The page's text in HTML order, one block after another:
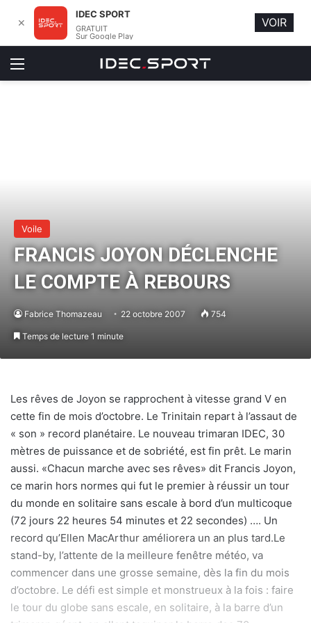
Menu
Voile
FRANCIS JOYON DÉCLENCHE
LE COMPTE À REBOURS
Fabrice Thomazeau 22 octobre 2007 754
Temps de lecture 1 minute
Les rêves de Joyon se rapprochent à vitesse grand V en
cette fin de mois d’octobre. Le Trinitain repart à l’assaut de
« son » record planétaire. Le nouveau trimaran IDEC, 30
mètres de puissance et de sobriété, est fin prêt. Le marin
aussi. «Chacun marche avec ses rêves» dit Francis Joyon,
ce marin hors normes qui fut le premier à réussir un tour
du monde en solitaire sans escale à bord d’un multicoque
(72 jours 22 heures 54 minutes et 22 secondes) …. Un
record qu’Ellen MacArthur améliorera un an plus tard.Le
stand-by, l’attente de la meilleure fenêtre météo, va
commencer dans une grosse semaine, dès la fin du mois
d’octobre. Le défi est simple et monstrueux à la fois : faire
le tour du globe sans escale, en solitaire, à la barre d’un
✕
IDEC SPORT
GRATUIT
Sur Google Play
VOIR